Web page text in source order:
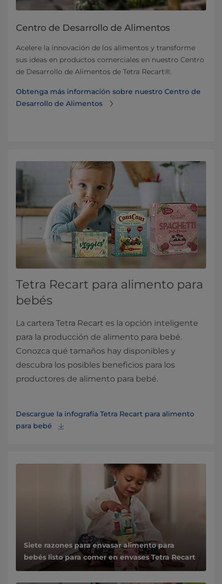
Centro de Desarrollo de Alimentos
Acelere la innovación de los alimentos y transforme
sus ideas en productos comerciales en nuestro Centro
de Desarrollo de Alimentos de Tetra Recart®.
Obtenga más información sobre nuestro Centro de
Desarrollo de Alimentos
Tetra Recart para alimento para
bebés
La cartera Tetra Recart es la opción inteligente
para la producción de alimento para bebé.
Conozca qué tamaños hay disponibles y
descubra los posibles beneficios para los
productores de alimento para bebé.
Descargue la infografía Tetra Recart para alimento
para bebé
Siete razones para envasar alimento para
bebés listo para comer en envases Tetra Recart